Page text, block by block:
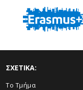
ΣΧΕΤΙΚΑ:
Το Τμήμα